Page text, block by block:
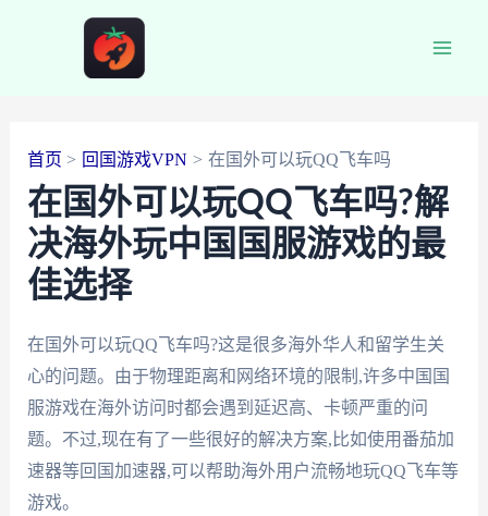
首页 回国游戏VPN 在国外可以玩QQ飞车吗
在国外可以玩QQ飞车吗?解
决海外玩中国国服游戏的最
佳选择
在国外可以玩QQ飞车吗?这是很多海外华人和留学生关
心的问题。由于物理距离和网络环境的限制,许多中国国
服游戏在海外访问时都会遇到延迟高、卡顿严重的问
题。不过,现在有了一些很好的解决方案,比如使用番茄加
速器等回国加速器,可以帮助海外用户流畅地玩QQ飞车等
游戏。